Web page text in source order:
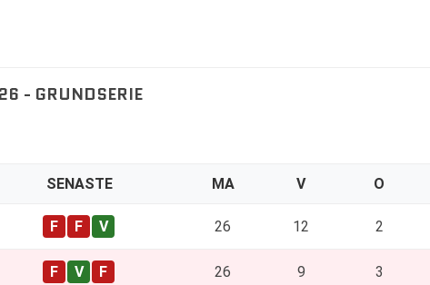
- GRUNDSERIE
SENASTE MA V O
26 12 2
26 9 3